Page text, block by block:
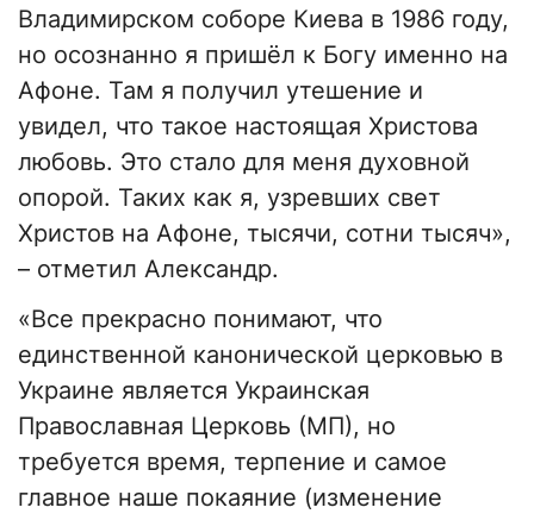
Владимирском соборе Киева в 1986 году,
но осознанно я пришёл к Богу именно на
Афоне. Там я получил утешение и
увидел, что такое настоящая Христова
любовь. Это стало для меня духовной
опорой. Таких как я, узревших свет
Христов на Афоне, тысячи, сотни тысяч»,
– отметил Александр.
«Все прекрасно понимают, что
единственной канонической церковью в
Украине является Украинская
Православная Церковь (МП), но
требуется время, терпение и самое
главное наше покаяние (изменение